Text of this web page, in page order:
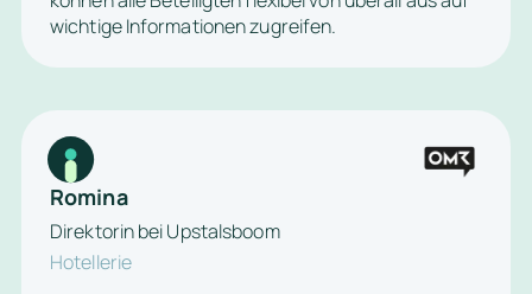
wichtige Informationen zugreifen.
Romina
Direktorin bei Upstalsboom
Hotellerie